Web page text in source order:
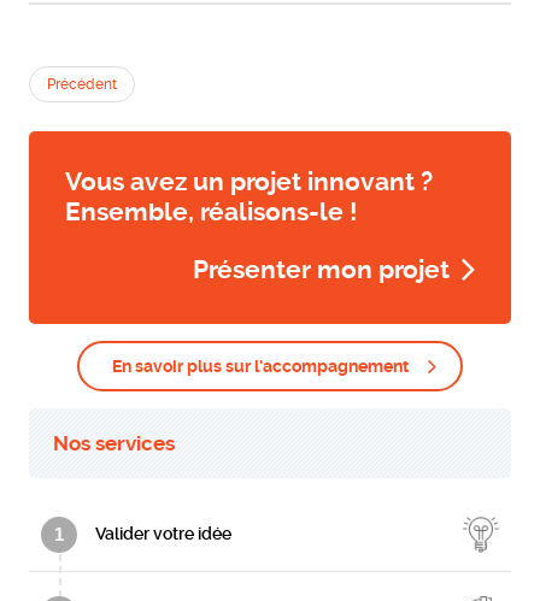
Précédent
Vous avez un projet innovant ?
Ensemble, réalisons-le !
Présenter mon projet
En savoir plus sur l'accompagnement
Nos services
1 Valider votre idée